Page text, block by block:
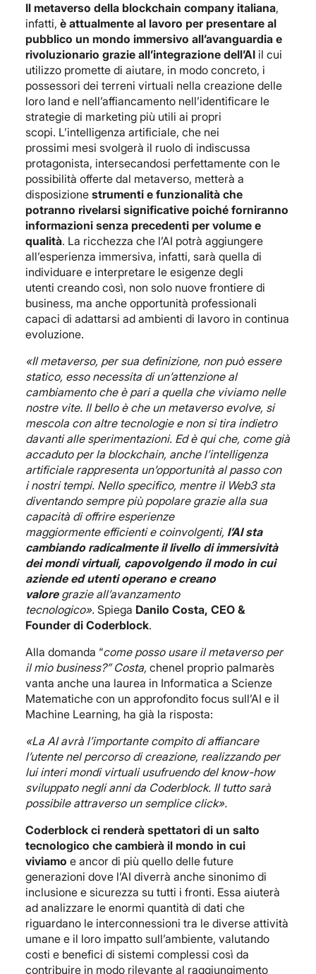
Il metaverso della blockchain company italiana,
infatti, è attualmente al lavoro per presentare al
pubblico un mondo immersivo all’avanguardia e
rivoluzionario grazie all’integrazione dell’AIil cui
utilizzo promette di aiutare, in modo concreto, i
possessori dei terreni virtuali nella creazione delle
loro land e nell’affiancamento nell’identificare le
strategie di marketing più utili ai propri
scopi. L’intelligenza artificiale, che nei
prossimi mesi svolgerà il ruolo di indiscussa
protagonista, intersecandosi perfettamente con le
possibilità offerte dal metaverso, metterà a
disposizione strumenti e funzionalità che
potranno rivelarsi significative poiché forniranno
informazioni senza precedenti per volume e
qualità. La ricchezza che l’AI potrà aggiungere
all’esperienza immersiva, infatti, sarà quella di
individuare e interpretare le esigenze degli
utenti creando così, non solo nuove frontiere di
business, ma anche opportunità professionali
capaci di adattarsi ad ambienti di lavoro in continua
evoluzione.
«Il metaverso, per sua definizione, non può essere
statico, esso necessita di un’attenzione al
cambiamento che è pari a quella che viviamo nelle
nostre vite. Il bello è che un metaverso evolve, si
mescola con altre tecnologie e non si tira indietro
davanti alle sperimentazioni. Ed è qui che, come già
accaduto per la blockchain, anche l’intelligenza
artificiale rappresenta un’opportunità al passo con
i nostri tempi. Nello specifico, mentre il Web3 sta
diventando sempre più popolare grazie alla sua
capacità di offrire esperienze
maggiormente efficienti e coinvolgenti, l’AI sta
cambiando radicalmente il livello di immersività
dei mondi virtuali, capovolgendo il modo in cui
aziende ed utenti operano e creano
valoregrazie all’avanzamento
tecnologico». Spiega Danilo Costa, CEO &
Founder di Coderblock.
Alla domanda “come posso usare il metaverso per
il mio business?” Costa, chenel proprio palmarès
vanta anche una laurea in Informatica a Scienze
Matematiche con un approfondito focus sull’AI e il
Machine Learning, ha già la risposta:
«La AI avrà l’importante compito di affiancare
l’utente nel percorso di creazione, realizzando per
lui interi mondi virtuali usufruendo del know-how
sviluppato negli anni da Coderblock. Il tutto sarà
possibile attraverso un semplice click».
Coderblock ci renderà spettatori di un salto
tecnologico che cambierà il mondo in cui
viviamo e ancor di più quello delle future
generazioni dove l’AI diverrà anche sinonimo di
inclusione e sicurezza su tutti i fronti. Essa aiuterà
ad analizzare le enormi quantità di dati che
riguardano le interconnessioni tra le diverse attività
umane e il loro impatto sull’ambiente, valutando
costi e benefici di sistemi complessi così da
contribuire in modo rilevante al raggiungimento